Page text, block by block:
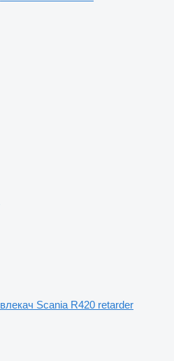
влекач Scania R420 retarder